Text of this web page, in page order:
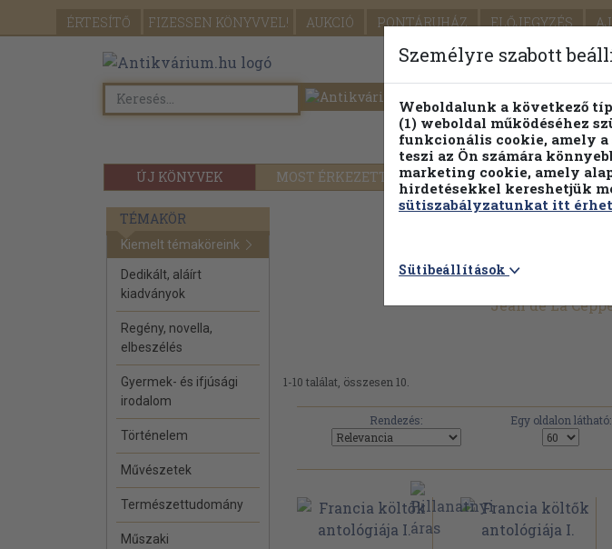
ÉRTESÍTŐ FIZESSEN KÖNYVVEL! AUKCIÓ PONTÁRUHÁZ ELŐJEGYZÉS
ÚJ KÖNYVEK MOST ÉRKEZETT PILLANATNYI ÁRAINK
Részletes
TÉMAKÖR
Kiemelt témaköreink
Dedikált, aláírt
kiadványok
Regény, novella,
elbeszélés
Gyermek- és ifjúsági
irodalom
Történelem
Művészetek
Természettudomány
Műszaki
Jean de La
1-10 találat, összesen 10.
Rendezés:
Egy oldalon látható:
Személyre szabott
Weboldalunk a következő
(1) weboldal működéséhez
funkcionális cookie, amely
teszi az Ön számára
marketing cookie, amely
hirdetésekkel kereshetjük
sütiszabályzatunkat itt
Sütibeállítások